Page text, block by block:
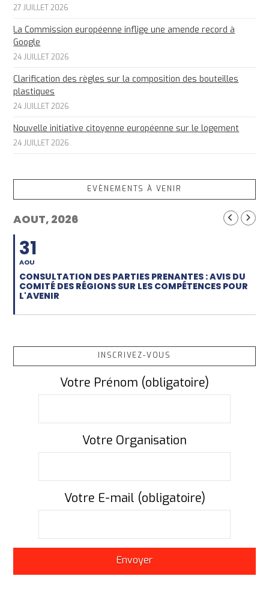
27 JUILLET 2026
La Commission européenne inflige une amende record à
Google
24 JUILLET 2026
Clarification des règles sur la composition des bouteilles
plastiques
24 JUILLET 2026
Nouvelle initiative citoyenne européenne sur le logement
24 JUILLET 2026
EVÈNEMENTS À VENIR
AOUT, 2026
31
AOU
CONSULTATION DES PARTIES PRENANTES : AVIS DU
COMITÉ DES RÉGIONS SUR LES COMPÉTENCES POUR
L'AVENIR
INSCRIVEZ-VOUS
Votre Prénom (obligatoire)
Votre Organisation
Votre E-mail (obligatoire)